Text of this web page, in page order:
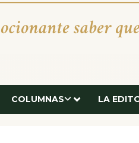
COLUMNAS LA